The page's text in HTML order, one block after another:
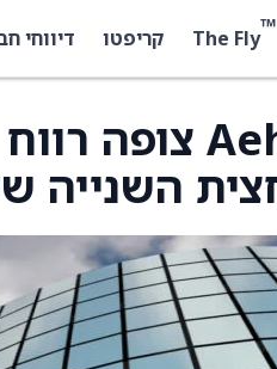
™
The Fly קריפטו דיווחי